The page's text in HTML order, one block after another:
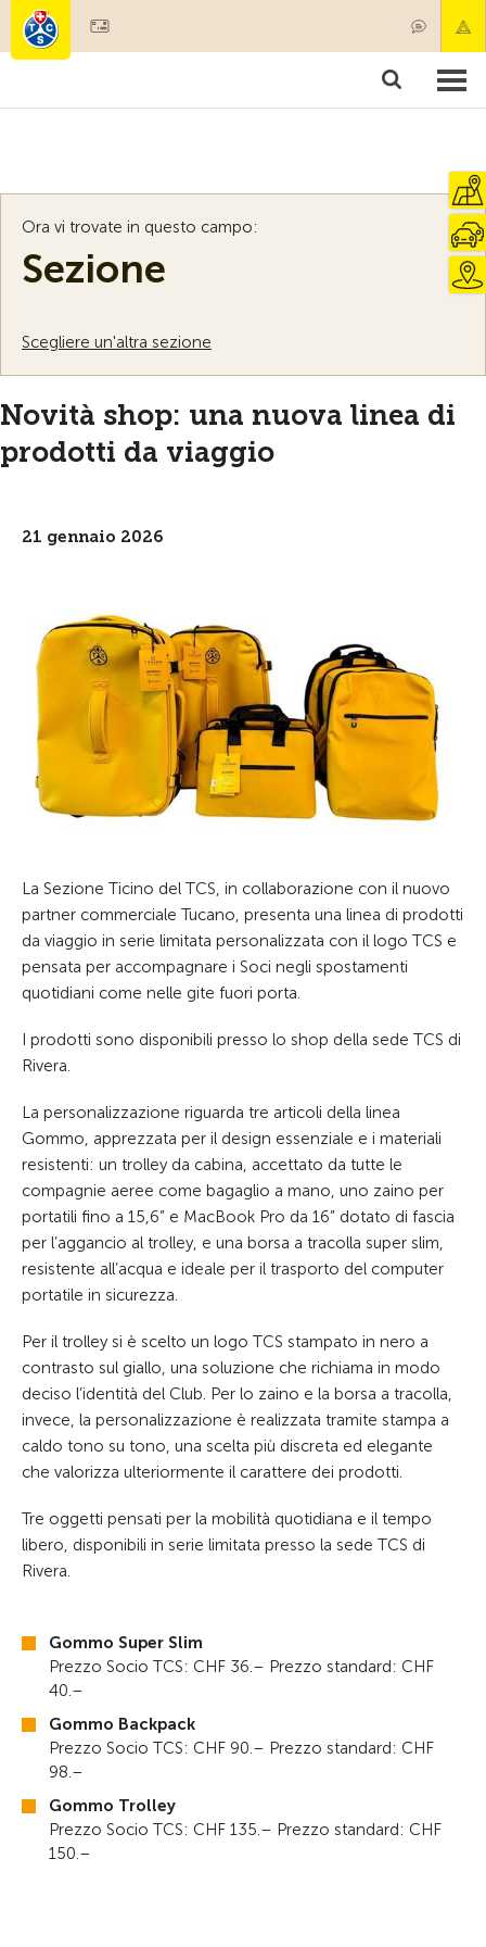
Societariato & prestazioni
Ora vi trovate in questo campo:
Sezione
Scegliere un'altra sezione
Novità shop: una nuova linea di
prodotti da viaggio
21 gennaio 2026
La Sezione Ticino del TCS, in collaborazione con il nuovo
partner commerciale Tucano, presenta una linea di prodotti
da viaggio in serie limitata personalizzata con il logo TCS e
pensata per accompagnare i Soci negli spostamenti
quotidiani come nelle gite fuori porta.
I prodotti sono disponibili presso lo shop della sede TCS di
Rivera.
La personalizzazione riguarda tre articoli della linea
Gommo, apprezzata per il design essenziale e i materiali
resistenti: un trolley da cabina, accettato da tutte le
compagnie aeree come bagaglio a mano, uno zaino per
portatili fino a 15,6” e MacBook Pro da 16” dotato di fascia
per l’aggancio al trolley, e una borsa a tracolla super slim,
resistente all’acqua e ideale per il trasporto del computer
portatile in sicurezza.
Per il trolley si è scelto un logo TCS stampato in nero a
contrasto sul giallo, una soluzione che richiama in modo
deciso l’identità del Club. Per lo zaino e la borsa a tracolla,
invece, la personalizzazione è realizzata tramite stampa a
caldo tono su tono, una scelta più discreta ed elegante
che valorizza ulteriormente il carattere dei prodotti.
Tre oggetti pensati per la mobilità quotidiana e il tempo
libero, disponibili in serie limitata presso la sede TCS di
Rivera.
Gommo Super Slim
Prezzo Socio TCS: CHF 36.– Prezzo standard: CHF
40.–
Gommo Backpack
Prezzo Socio TCS: CHF 90.– Prezzo standard: CHF
98.–
Gommo Trolley
Prezzo Socio TCS: CHF 135.– Prezzo standard: CHF
150.–